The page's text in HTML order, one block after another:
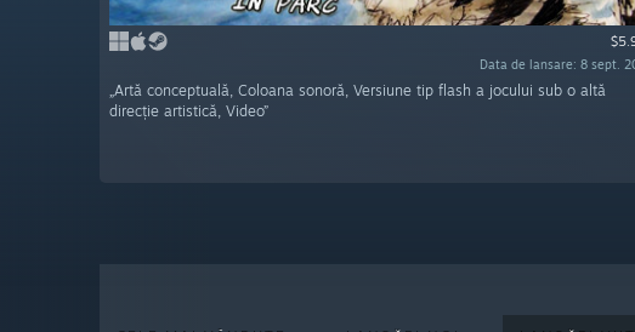
Data de lansare: 8 sept.
„Artă conceptuală, Coloana sonoră, Versiune tip flash a jocului sub o altă
direcţie artistică, Video”